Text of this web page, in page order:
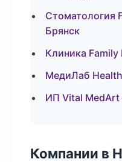
Стоматология
Брянск
Клиника
МедиЛаб
ИП Vital
Компании в